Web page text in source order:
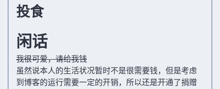
投食
闲话
我很可爱，请给我钱
虽然说本人的生活状况暂时不是很需要钱，但是考虑
到博客的运行需要一定的开销，所以还是开通了捐赠